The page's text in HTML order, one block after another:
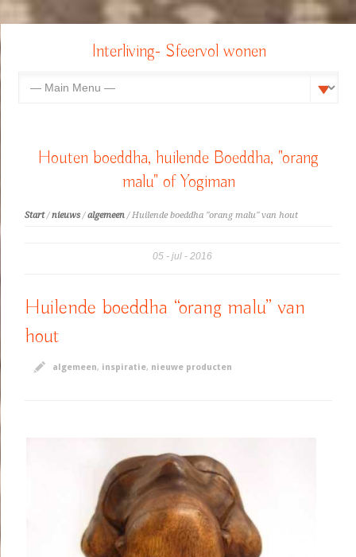
Interliving- Sfeervol wonen
Houten boeddha, huilende Boeddha, "orang
malu" of Yogiman
Start/nieuws /algemeen / Huilende boeddha "orang malu" van hout
05 jul 2016
Huilende boeddha “orang malu” van
hout
algemeen, inspiratie, nieuwe producten